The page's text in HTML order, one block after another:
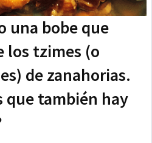
una bobe que
los tzimes (o
de zanahorias.
que también hay